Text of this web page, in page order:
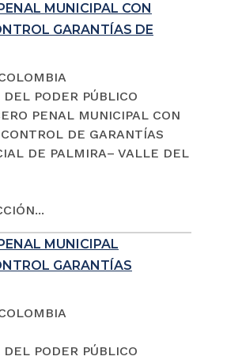
MUNICIPAL CON
GARANTÍAS DE
PODER PÚBLICO
PENAL MUNICIPAL CON
DE GARANTÍAS
DE PALMIRA– VALLE DEL
MUNICIPAL
GARANTÍAS
PODER PÚBLICO